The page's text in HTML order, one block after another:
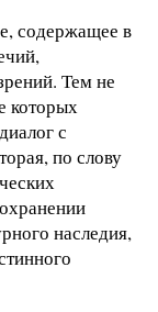
содержащее в
Тем не
которых
с
по слову
наследия,